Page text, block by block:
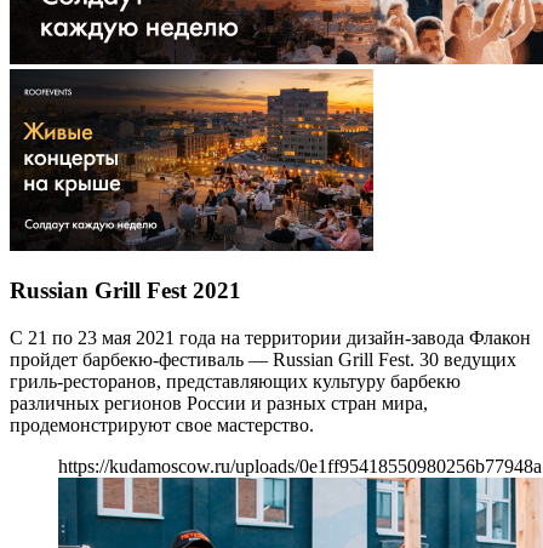
Russian Grill Fest 2021
С 21 по 23 мая 2021 года на территории дизайн-завода Флакон
пройдет барбекю-фестиваль — Russian Grill Fest. 30 ведущих
гриль-ресторанов, представляющих культуру барбекю
различных регионов России и разных стран мира,
продемонстрируют свое мастерство.
https://kudamoscow.ru/uploads/